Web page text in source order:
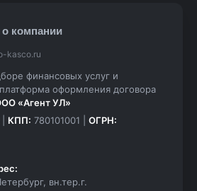
компании
kasco.ru
финансовых услуг и
оформления договора
«Агент УЛ»
КПП: 780101001 | ОГРН:
вн.тер.г.